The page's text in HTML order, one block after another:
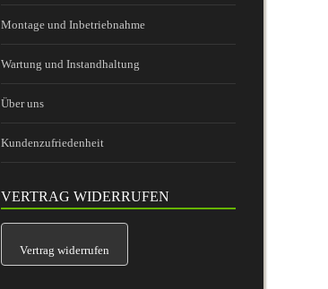
Montage und Inbetriebnahme
Wartung und Instandhaltung
Über uns
Kundenzufriedenheit
VERTRAG WIDERRUFEN
Vertrag widerrufen